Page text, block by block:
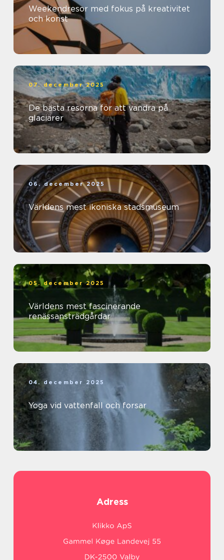
Weekendresor med fokus på kreativitet
och konst
07. december 2025
De bästa resorna för att vandra på
glaciärer
06. december 2025
Världens mest ikoniska stadsmuseum
05. december 2025
Världens mest fascinerande
renässansträdgårdar
04. december 2025
Yoga vid vattenfall och forsar
Adress